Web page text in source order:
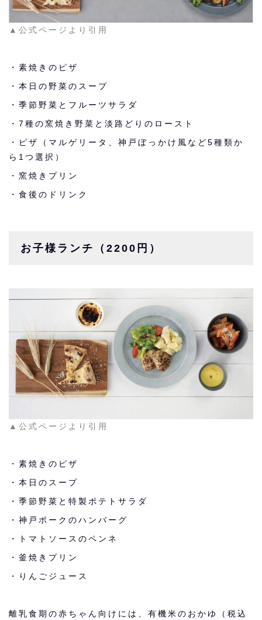
▲公式ページより引用
・素焼きのピザ
・本日の野菜のスープ
・季節野菜とフルーツサラダ
・7種の窯焼き野菜と淡路どりのロースト
・ピザ（マルゲリータ、神戸ぼっかけ風など5種類か
ら1つ選択）
・窯焼きプリン
・食後のドリンク
お子様ランチ（2200円）
▲公式ページより引用
・素焼きのピザ
・本日のスープ
・季節野菜と特製ポテトサラダ
・神戸ポークのハンバーグ
・トマトソースのペンネ
・釜焼きプリン
・りんごジュース
離乳食期の赤ちゃん向けには、有機米のおかゆ（税込